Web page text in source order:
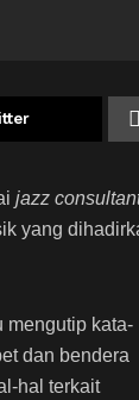
jazz
yang
mengutip kata-
dan bendera
hal terkait